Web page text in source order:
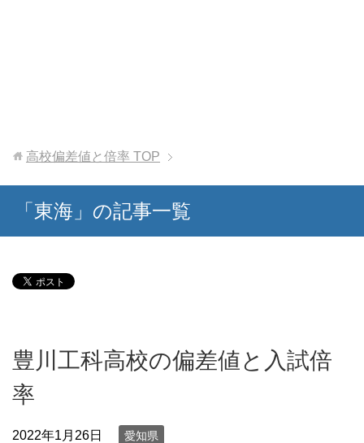
高校偏差値と倍率 TOP
「東海」の記事一覧
豊川工科高校の偏差値と入試倍
率
2022年1月26日 愛知県